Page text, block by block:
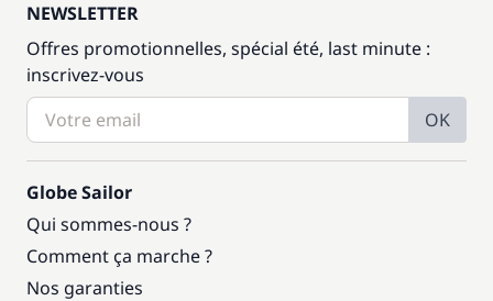
NEWSLETTER
Offres promotionnelles, spécial été, last minute :
inscrivez-vous
OK
Globe Sailor
Qui sommes-nous ?
Comment ça marche ?
Nos garanties